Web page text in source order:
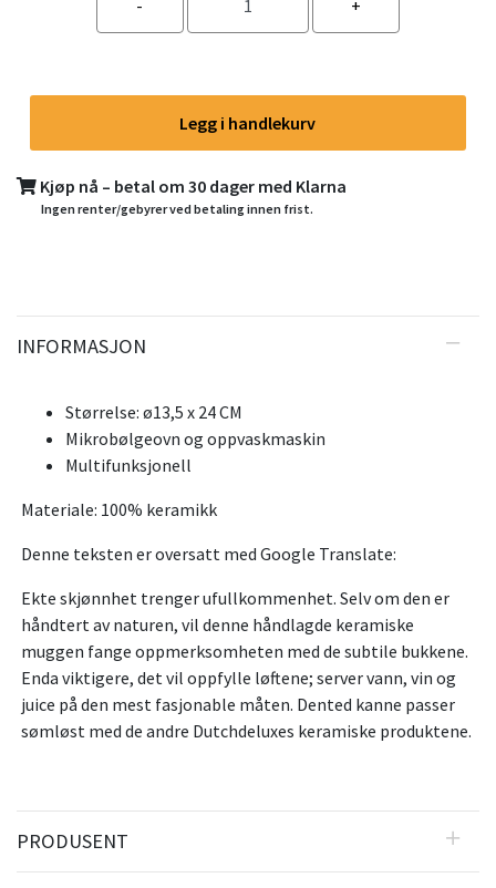
Legg i handlekurv
Kjøp nå – betal om 30 dager med Klarna
Ingen renter/gebyrer ved betaling innen frist.
INFORMASJON
Størrelse: ø13,5 x 24 CM
Mikrobølgeovn og oppvaskmaskin
Multifunksjonell
Materiale: 100% keramikk
Denne teksten er oversatt med Google Translate:
Ekte skjønnhet trenger ufullkommenhet. Selv om den er
håndtert av naturen, vil denne håndlagde keramiske
muggen fange oppmerksomheten med de subtile bukkene.
Enda viktigere, det vil oppfylle løftene; server vann, vin og
juice på den mest fasjonable måten. Dented kanne passer
sømløst med de andre Dutchdeluxes keramiske produktene.
PRODUSENT